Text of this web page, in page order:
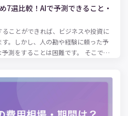
7選比較！AIで予測できること・
ことができれば、ビジネスや投資に
。しかし、人の勘や経験に頼った予
することは困難です。 そこで、
に、機械学習や人工知能を使った予測